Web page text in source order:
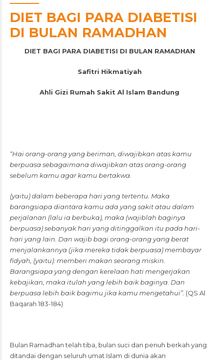
DIET BAGI PARA DIABETISI
DI BULAN RAMADHAN
DIET BAGI PARA DIABETISI DI BULAN RAMADHAN
Safitri Hikmatiyah
Ahli Gizi Rumah Sakit Al Islam Bandung
“Hai orang-orang yang beriman, diwajibkan atas kamu
berpuasa sebagaimana diwajibkan atas orang-orang
sebelum kamu agar kamu bertakwa.
(yaitu) dalam beberapa hari yang tertentu. Maka
barangsiapa diantara kamu ada yang sakit atau dalam
perjalanan (lalu ia berbuka), maka (wajiblah baginya
berpuasa) sebanyak hari yang ditinggalkan itu pada hari-
hari yang lain. Dan wajib bagi orang-orang yang berat
menjalankannya (jika mereka tidak berpuasa) membayar
fidyah, (yaitu): memberi makan seorang miskin.
Barangsiapa yang dengan kerelaan hati mengerjakan
kebajikan, maka itulah yang lebih baik baginya. Dan
berpuasa lebih baik bagimu jika kamu mengetahui”. (QS Al
Baqarah 183-184)
Bulan Ramadhan telah tiba, bulan suci dan penuh berkah yang
ditandai dengan seluruh umat Islam di dunia akan